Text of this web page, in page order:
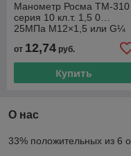
Манометр Росма ТМ-310
серия 10 кл.т. 1,5 0…
25МПа М12×1,5 или G¼
радиальный или осевой
штуцер
от 12,74 руб.
Купить
О нас
33% положительных из 6